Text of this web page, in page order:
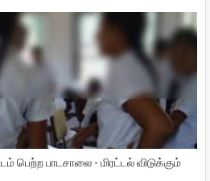
பெற்ற பாடசாலை - மிரட்டல் விடுக்கும்